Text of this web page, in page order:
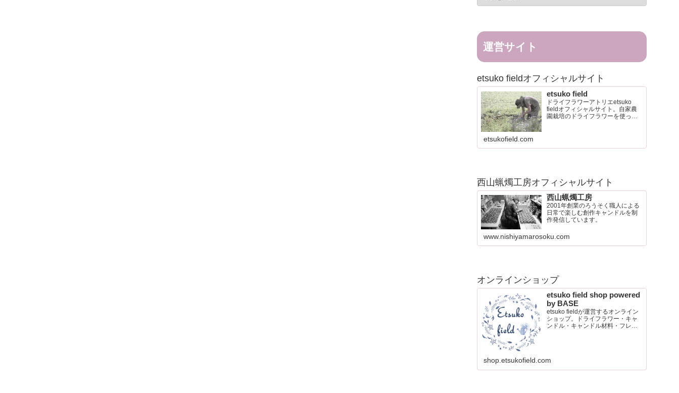
運営サイト
etsuko fieldオフィシャルサイト
etsuko field
ドライフラワーアトリエetsuko
fieldオフィシャルサイト。自家農
園栽培のドライフラワーを使った
etsukofield.com
西山蝋燭工房オフィシャルサイト
西山蝋燭工房
2001年創業のろうそく職人による
日常で楽しむ創作キャンドルを制
作発信しています。
www.nishiyamarosoku.com
オンラインショップ
etsuko field shop powered
by BASE
etsuko fieldが運営するオンライン
ショップ。ドライフラワー・キャ
ンドル・キャンドル材料・フレグ
shop.etsukofield.com